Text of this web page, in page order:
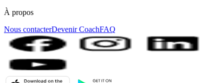
À propos
Nous contacterDevenir CoachFAQ